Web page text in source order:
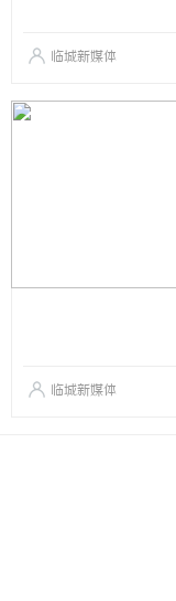
临城新媒体
临城新媒体